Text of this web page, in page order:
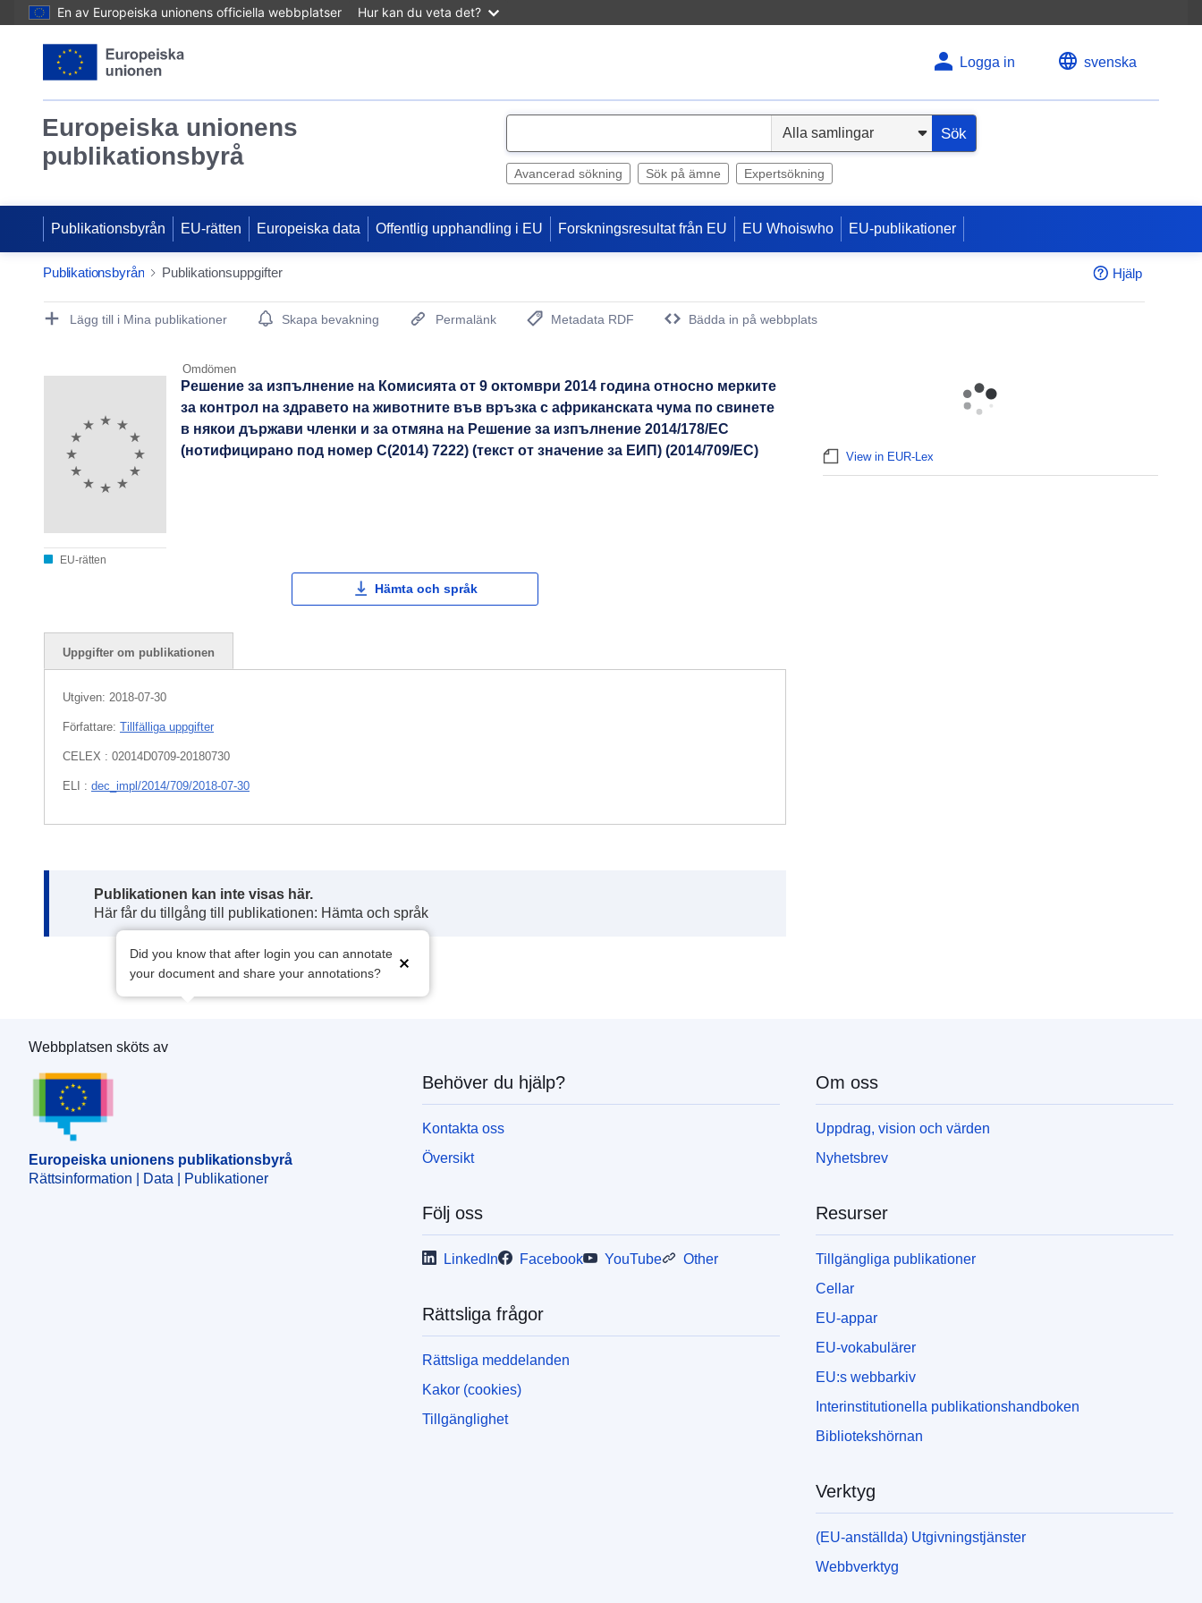
En av Europeiska unionens officiella webbplatser Hur kan du veta det?
Logga in svenska
Europeiska unionens
publikationsbyrå
e
Sök
Avancerad sökning Sök på ämne Expertsökning
Publikationsbyrån EU-rätten Europeiska data Offentlig upphandling i EU Forskningsresultat från EU EU Whoiswho EU-publikationer
Publikationsbyrån Publikationsuppgifter Hjälp
Publication Detail Actions Portlet
Lägg till i Mina publikationer Skapa bevakning Permalänk
Metadata RDF
Bädda in på webbplats
Omdömen
EU-rätten
Решение за изпълнение на Комисията от 9 октомври 2014 година относно мерките
за контрол на здравето на животните във връзка с африканската чума по свинете
в някои държави членки и за отмяна на Решение за изпълнение 2014/178/ЕС
(нотифицирано под номер С(2014) 7222) (текст от значение за ЕИП) (2014/709/EC)
Hämta och språk
Uppgifter om publikationen
Utgiven: 2018-07-30
Författare: Tillfälliga uppgifter
CELEX : 02014D0709-20180730
ELI : dec_impl/2014/709/2018-07-30
Note:
Publikationen kan inte visas här.
Här får du tillgång till publikationen: Hämta och språk
Did you know that after login you can annotate
your document and share your annotations?
View in EUR-Lex
Europeiska unionens publikationsbyrå
Webbplatsen sköts av
Europeiska unionens publikationsbyrå
Rättsinformation | Data | Publikationer
Behöver du hjälp?
Kontakta oss
Översikt
Följ oss
LinkedIn Facebook YouTube Other
Rättsliga frågor
Rättsliga meddelanden
Kakor (cookies)
Tillgänglighet
Om oss
Uppdrag, vision och värden
Nyhetsbrev
Resurser
Tillgängliga publikationer
Cellar
EU-appar
EU-vokabulärer
EU:s webbarkiv
Interinstitutionella publikationshandboken
Bibliotekshörnan
Verktyg
(EU-anställda) Utgivningstjänster
Webbverktyg